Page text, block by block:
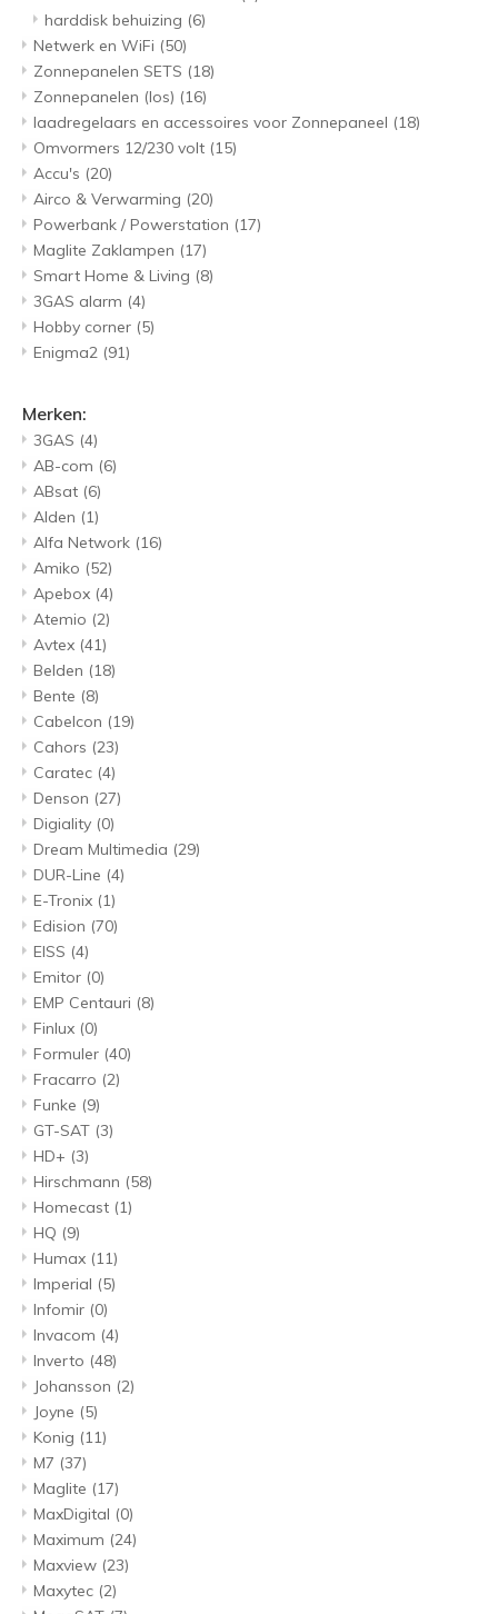
harddisk behuizing (6)
Netwerk en WiFi (50)
Zonnepanelen SETS (18)
Zonnepanelen (los) (16)
laadregelaars en accessoires voor Zonnepaneel (18)
Omvormers 12/230 volt (15)
Accu's (20)
Airco & Verwarming (20)
Powerbank / Powerstation (17)
Maglite Zaklampen (17)
Smart Home & Living (8)
3GAS alarm (4)
Hobby corner (5)
Enigma2 (91)
Merken:
3GAS (4)
AB-com (6)
ABsat (6)
Alden (1)
Alfa Network (16)
Amiko (52)
Apebox (4)
Atemio (2)
Avtex (41)
Belden (18)
Bente (8)
Cabelcon (19)
Cahors (23)
Caratec (4)
Denson (27)
Digiality (0)
Dream Multimedia (29)
DUR-Line (4)
E-Tronix (1)
Edision (70)
EISS (4)
Emitor (0)
EMP Centauri (8)
Finlux (0)
Formuler (40)
Fracarro (2)
Funke (9)
GT-SAT (3)
HD+ (3)
Hirschmann (58)
Homecast (1)
HQ (9)
Humax (11)
Imperial (5)
Infomir (0)
Invacom (4)
Inverto (48)
Johansson (2)
Joyne (5)
Konig (11)
M7 (37)
Maglite (17)
MaxDigital (0)
Maximum (24)
Maxview (23)
Maxytec (2)